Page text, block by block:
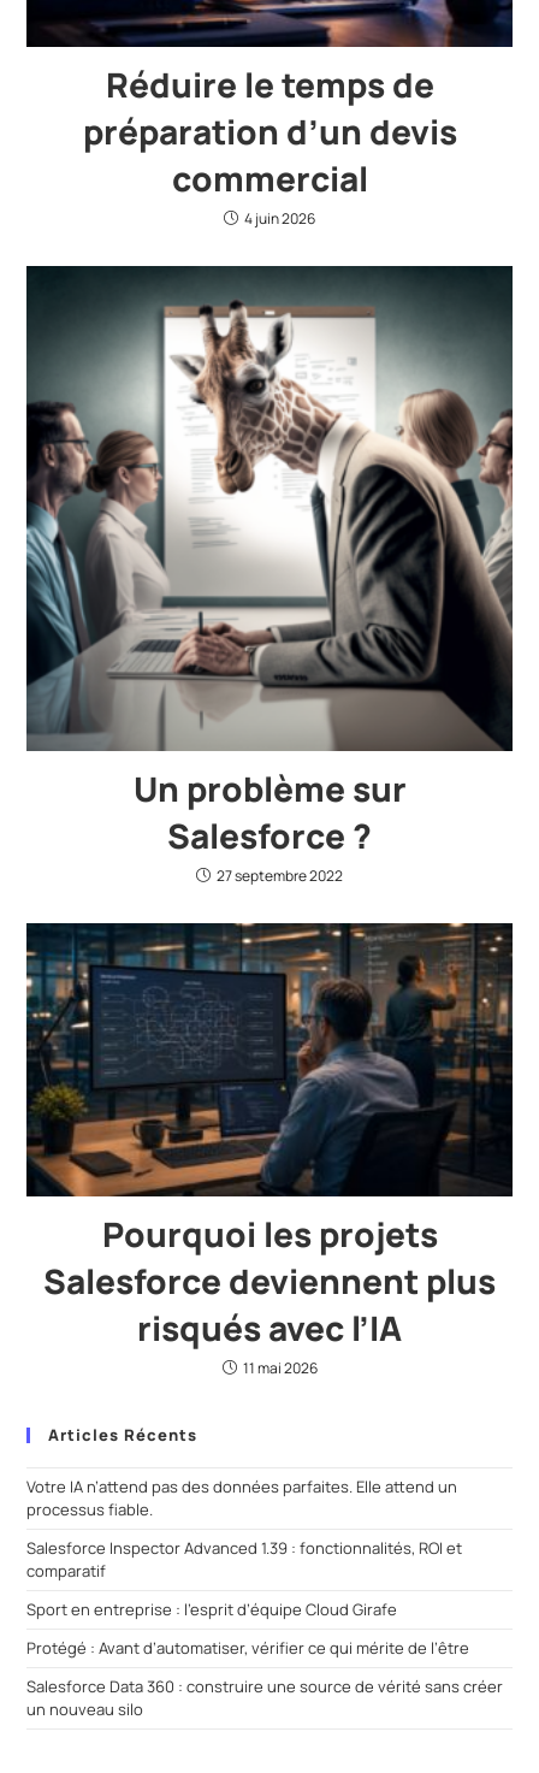
Réduire le temps de
préparation d’un devis
commercial
4 juin 2026
Un problème sur
Salesforce ?
27 septembre 2022
Pourquoi les projets
Salesforce deviennent plus
risqués avec l’IA
11 mai 2026
Articles Récents
Votre IA n’attend pas des données parfaites. Elle attend un
processus fiable.
Salesforce Inspector Advanced 1.39 : fonctionnalités, ROI et
comparatif
Sport en entreprise : l’esprit d’équipe Cloud Girafe
Protégé : Avant d’automatiser, vérifier ce qui mérite de l’être
Salesforce Data 360 : construire une source de vérité sans créer
un nouveau silo